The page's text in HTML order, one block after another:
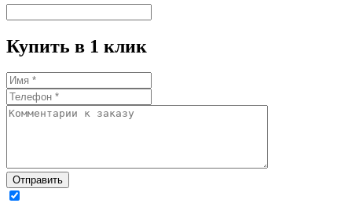
Купить в 1 клик
Отправить